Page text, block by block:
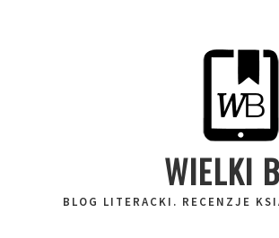
WIELKI
BLOG LITERACKI. RECENZJE